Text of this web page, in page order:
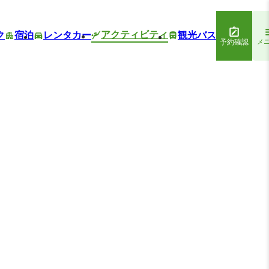
宿泊 レンタカー アクティビティ 観光バス
予約確認 メ